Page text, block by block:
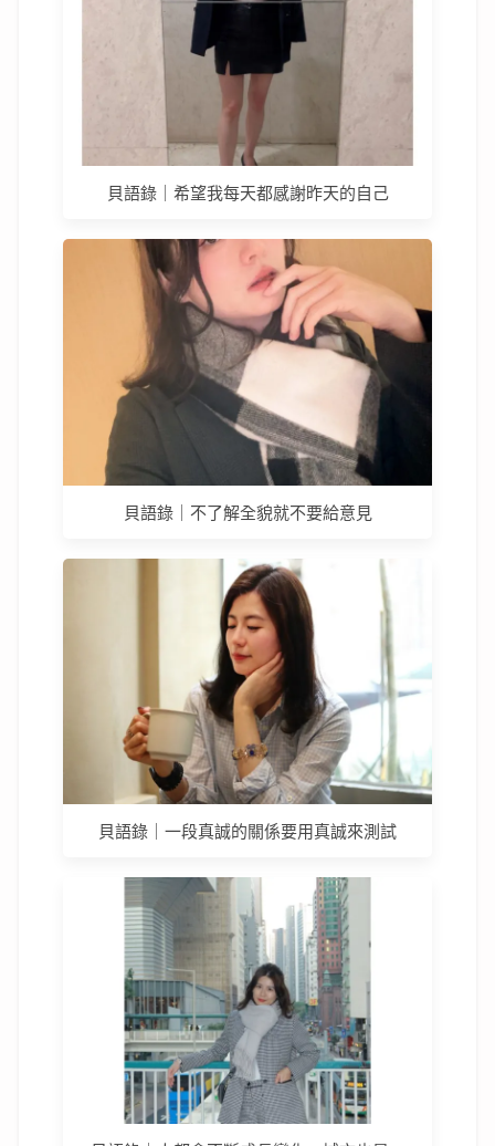
貝語錄｜希望我每天都感謝昨天的自己
貝語錄｜不了解全貌就不要給意見
貝語錄｜一段真誠的關係要用真誠來測試